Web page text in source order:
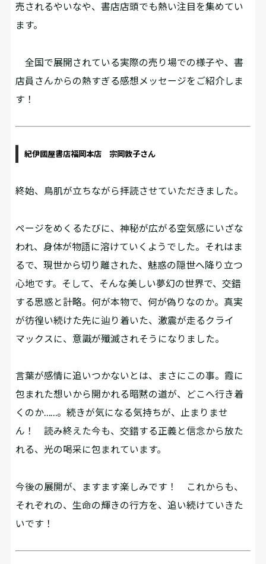
売されるやいなや、書店店頭でも熱い注目を集めてい
ます。
全国で展開されている実際の売り場での様子や、書
店員さんからの熱すぎる感想メッセージをご紹介しま
す！
紀伊國屋書店福岡本店 宗岡敦子さん
終始、鳥肌が立ちながら拝読させていただきました。
ページをめくるたびに、神秘が広がる空気感にいざな
われ、身体が物語に溶けていくようでした。それはま
るで、現世から切り離された、魅惑の隠世へ降り立つ
心地です。そして、そんな美しい夢幻の世界で、交錯
する思惑と計略。何が本物で、何が偽りなのか。真実
が彷徨い続けた先に辿り着いた、激震が走るクライ
マックスに、意識が殲滅されそうになりました。
言葉が感情に追いつかないとは、まさにこの事。霞に
包まれた想いから開かれる暗黙の道が、どこへ行き着
くのか……。続きが気になる気持ちが、止まりませ
ん！ 読み終えた今も、交錯する正義と信念から放た
れる、光の喝采に包まれています。
今後の展開が、ますます楽しみです！ これからも、
それぞれの、生命の輝きの行方を、追い続けていきた
いです！